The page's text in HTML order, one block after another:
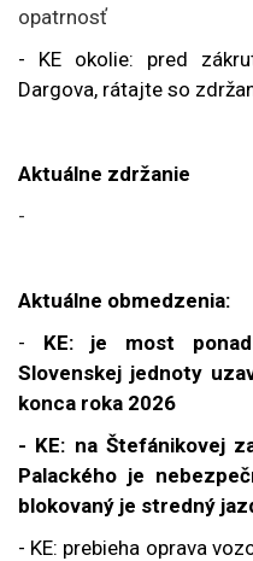
opatrnosť
- KE okolie: pred
Dargova, rátajte so
Aktuálne zdržanie
-
Aktuálne obmedzenia:
- KE: je most
Slovenskej jednoty
konca roka 2026
- KE: na Štefánikovej
Palackého je
blokovaný je stredný
- KE: prebieha oprava